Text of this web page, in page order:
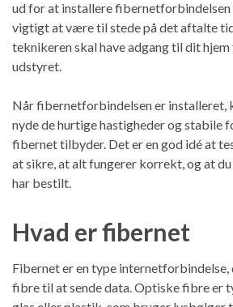
ud for at installere fibernetforbindelsen
vigtigt at være til stede på det aftalte
teknikeren skal have adgang til dit
udstyret.
Når fibernetforbindelsen er installeret,
nyde de hurtige hastigheder og stabile
fibernet tilbyder. Det er en god idé at
at sikre, at alt fungerer korrekt, og at
har bestilt.
Hvad er fibernet
Fibernet er en type internetforbindelse,
fibre til at sende data. Optiske fibre er